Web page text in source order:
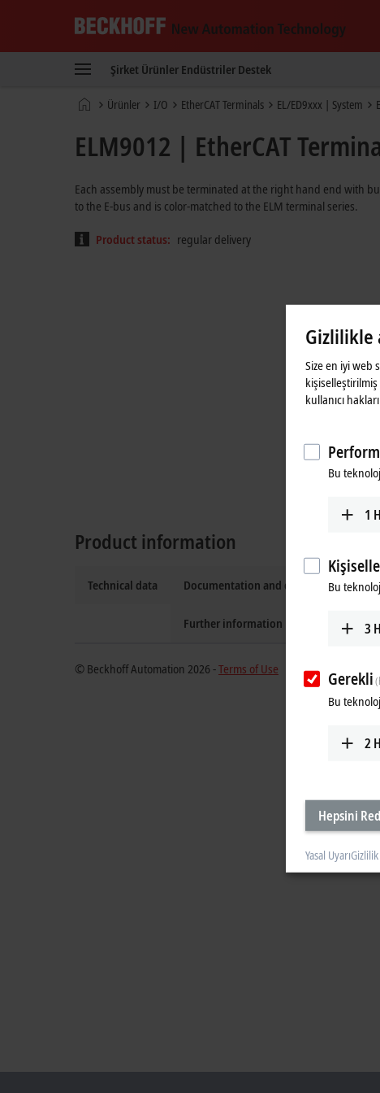
New
Technology
Şirket Ürünler Endüstriler Destek
Ana
Ürünler I/O EtherCAT Terminals EL/ED9xxx | System
ELM9012 | EtherCAT
Each assembly must be terminated at the right hand end with
to the E-bus and is color-matched to the ELM terminal series.
Product status: regular delivery
Product information
Technical data Documentation and downloads
Further information
© Beckhoff Automation 2026 -Terms of Use
Gizlilikle
Size en iyi web
kullanıcı
Bu
1
Bu
3
Gerekli
Bu
2
Hepsini
Yasal UyarıGizlilik